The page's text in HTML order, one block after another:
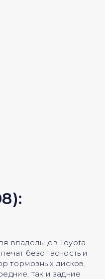
владельцев Toyota
безопасность и
тормозных дисков,
так и задние